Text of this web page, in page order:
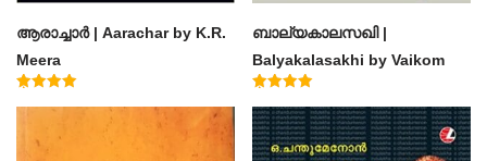
ആരാച്ചാര്‍ | Aarachar by K.R.
Meera
ബാല്യകാലസഖി |
Balyakalasakhi by Vaikom
Muhammad Basheer
4.60
out of 5